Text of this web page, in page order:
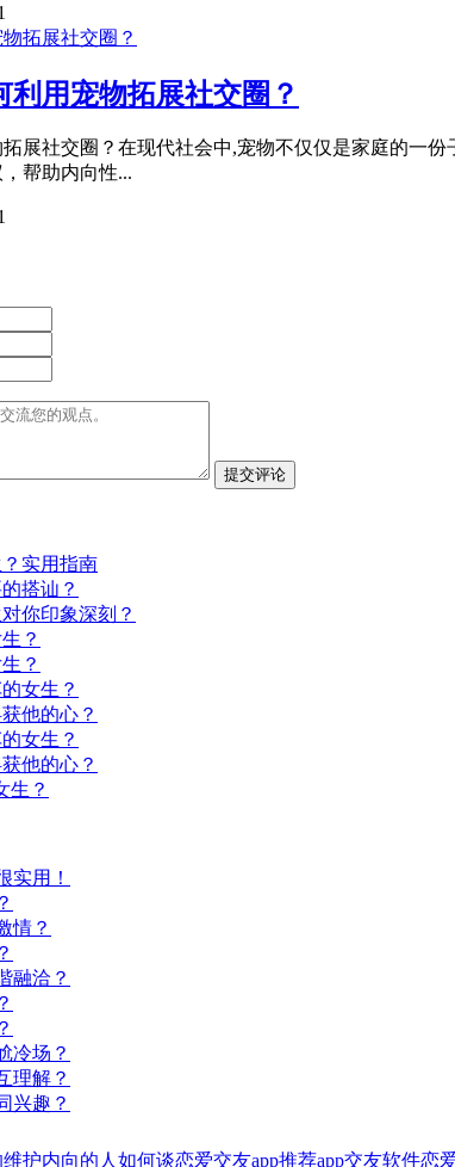
利用宠物拓展社交圈？
展社交圈？在现代社会中,宠物不仅仅是家庭的一
帮助内向性...
提交评论
实用指南
搭讪？
你印象深刻？
？
？
女生？
他的心？
女生？
他的心？
生？
实用！
情？
融洽？
冷场？
理解？
兴趣？
护内向的人如何谈恋爱交友app推荐app交友软件恋